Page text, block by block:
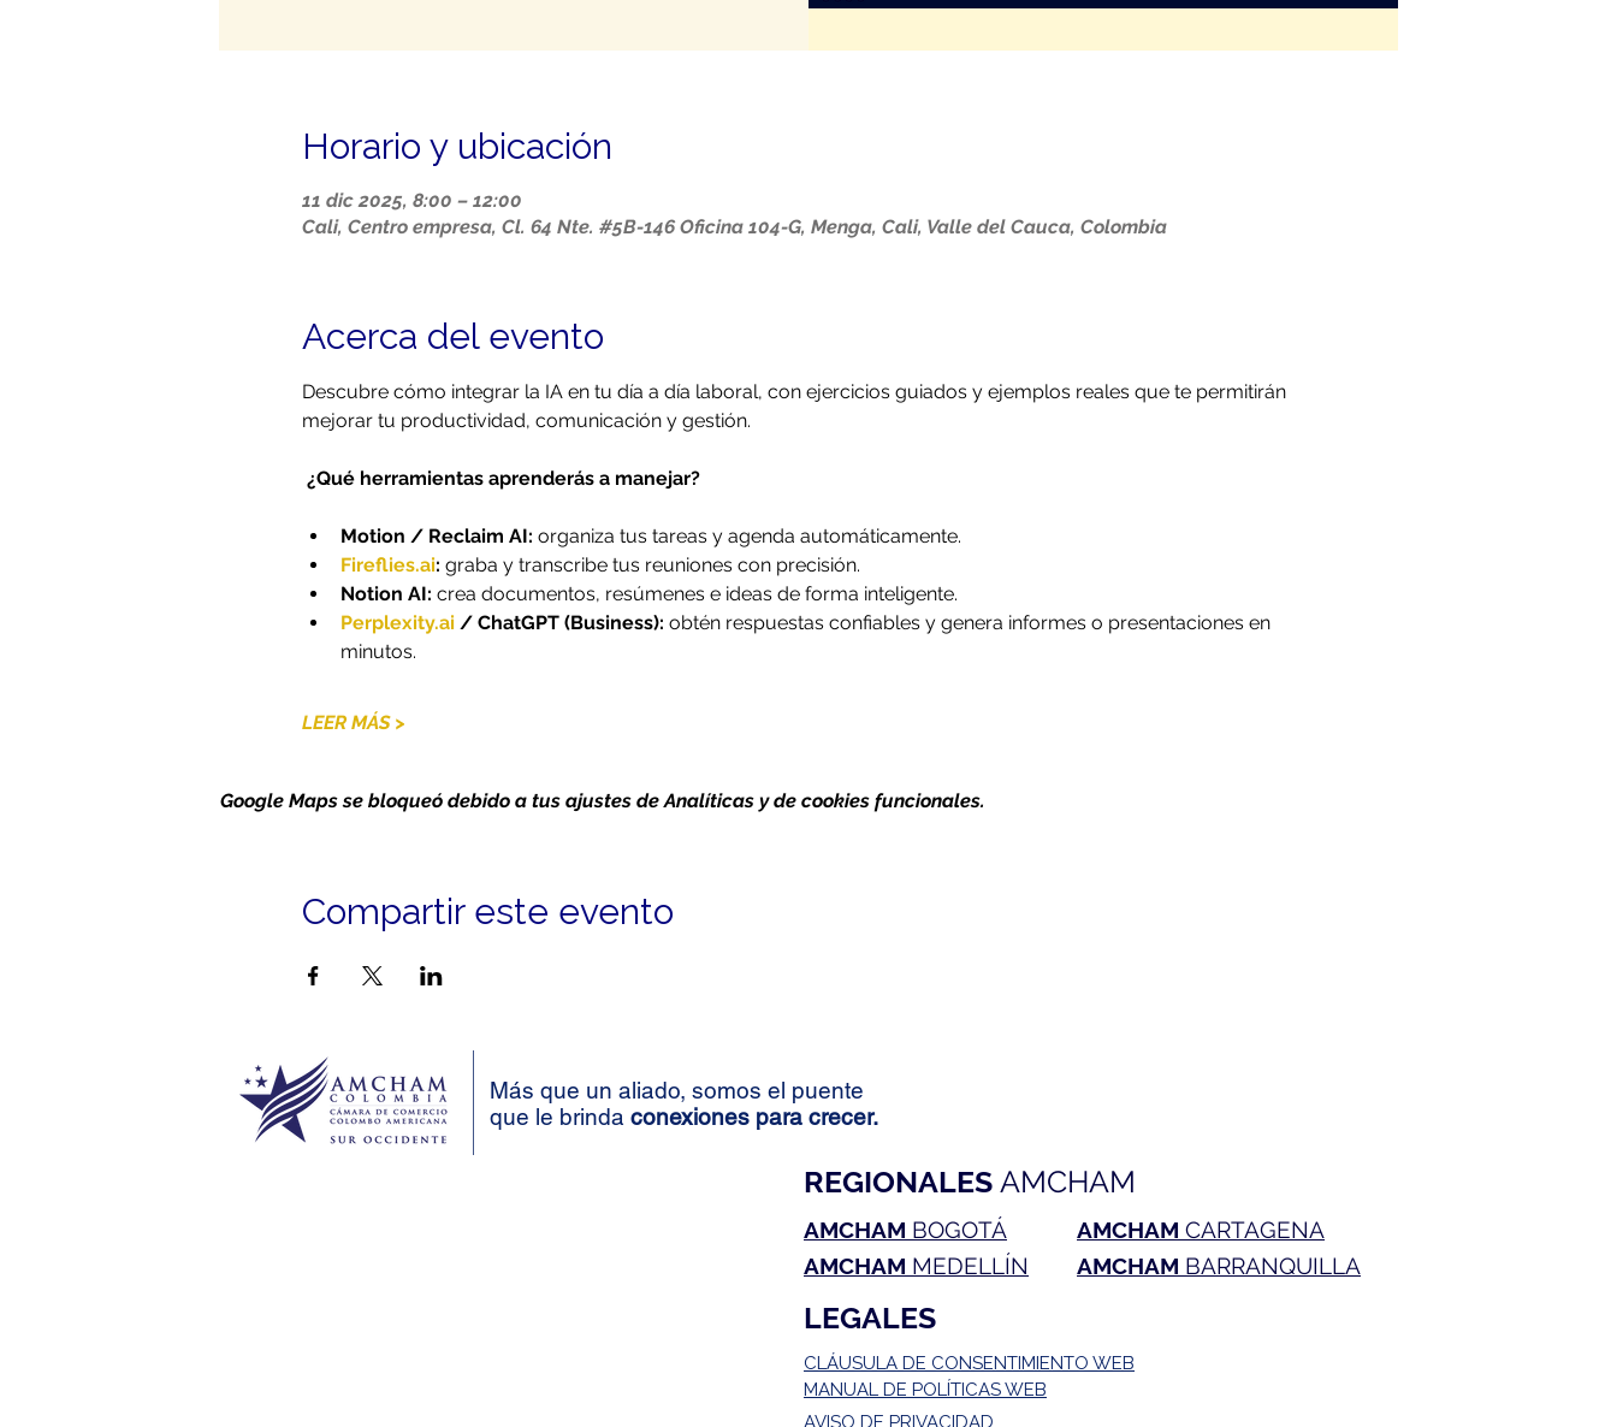
Horario y ubicación
11 dic 2025, 8:00 – 12:00
Cali, Centro empresa, Cl. 64 Nte. #5B-146 Oficina 104-G, Menga, Cali, Valle del Cauca, Colombia
Acerca del evento
Descubre cómo integrar la IA en tu día a día laboral, con ejercicios guiados y ejemplos reales que te permitirán
mejorar tu productividad, comunicación y gestión.
¿Qué herramientas aprenderás a manejar?
Motion / Reclaim AI: organiza tus tareas y agenda automáticamente.
Fireflies.ai: graba y transcribe tus reuniones con precisión.
Notion AI: crea documentos, resúmenes e ideas de forma inteligente.
Perplexity.ai / ChatGPT (Business): obtén respuestas confiables y genera informes o presentaciones en
minutos.
LEER MÁS >
Google Maps se bloqueó debido a tus ajustes de Analíticas y de cookies funcionales.
Compartir este evento
Más que un aliado, somos el puente
que le brinda conexiones para crecer.
CLÁUSULA DE CONSENTIMIENTO WEB
REGIONALES AMCHAM
AMCHAM BOGOTÁ
AMCHAM MEDELLÍN
AMCHAM CARTAGENA
AMCHAM BARRANQUILLA
MANUAL DE POLÍTICAS WEB
AVISO DE PRIVACIDAD
LEGALES